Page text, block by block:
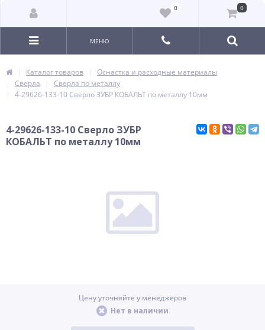
0 0
МЕНЮ
Каталог товаров
Оснастка и расходные материалы
Сверла
Сверла по металлу
4-29626-133-10 Сверло ЗУБР КОБАЛЬТ по металлу 10мм
4-29626-133-10 Сверло ЗУБР
КОБАЛЬТ по металлу 10мм
Цену уточняйте у менеджеров
Нет в наличии